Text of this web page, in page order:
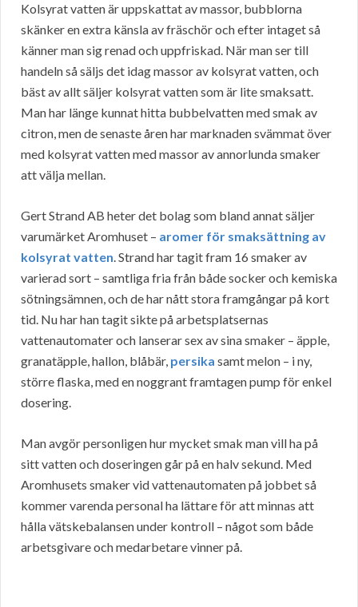
Kolsyrat vatten är uppskattat av massor, bubblorna
skänker en extra känsla av fräschör och efter intaget så
känner man sig renad och uppfriskad. När man ser till
handeln så säljs det idag massor av kolsyrat vatten, och
bäst av allt säljer kolsyrat vatten som är lite smaksatt.
Man har länge kunnat hitta bubbelvatten med smak av
citron, men de senaste åren har marknaden svämmat över
med kolsyrat vatten med massor av annorlunda smaker
att välja mellan.
Gert Strand AB heter det bolag som bland annat säljer
varumärket Aromhuset – aromer för smaksättning av
kolsyrat vatten. Strand har tagit fram 16 smaker av
varierad sort – samtliga fria från både socker och kemiska
sötningsämnen, och de har nått stora framgångar på kort
tid. Nu har han tagit sikte på arbetsplatsernas
vattenautomater och lanserar sex av sina smaker – äpple,
granatäpple, hallon, blåbär, persika samt melon – i ny,
större flaska, med en noggrant framtagen pump för enkel
dosering.
Man avgör personligen hur mycket smak man vill ha på
sitt vatten och doseringen går på en halv sekund. Med
Aromhusets smaker vid vattenautomaten på jobbet så
kommer varenda personal ha lättare för att minnas att
hålla vätskebalansen under kontroll – något som både
arbetsgivare och medarbetare vinner på.